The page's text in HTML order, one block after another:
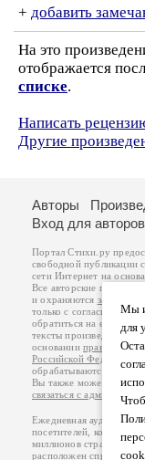
+ добавить
На это
отображается
списке.
Написать
Другие
Мы
для
Авторы
Вход для авторов
Портал Стихи.ру
свободной публикации
сети Интернет на
Все авторские права на
и охраняются законом
.
только с согласия его
обратиться на его
тексты произведений
основанииправил
Российской Федерации
обрабатываются на
Вы также можете
связаться с
Ежедневная аудитория
посетителей, которые
миллионов страниц по
расположен справа от